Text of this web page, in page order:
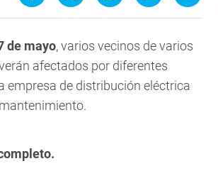
de mayo, varios vecinos de varios
afectados por diferentes
empresa de distribución eléctrica